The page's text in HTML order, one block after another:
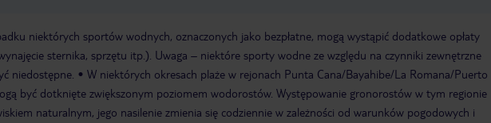
niektórych sportów wodnych, oznaczonych jako bezpłatne, mogą wystąpić dodatkowe opłaty
sternika, sprzętu itp.). Uwaga – niektóre sporty wodne ze względu na czynniki zewnętrzne
niedostępne.
W niektórych okresach plaże w rejonach Punta Cana/Bayahibe/La Romana/Puerto
być dotknięte zwiększonym poziomem wodorostów. Występowanie gronorostów w tym regionie
naturalnym, jego nasilenie zmienia się codziennie w zależności od warunków pogodowych i